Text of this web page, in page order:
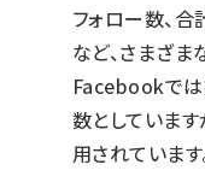
フォロー数、
など、さまざま
Facebookでは
数としていま
用されています